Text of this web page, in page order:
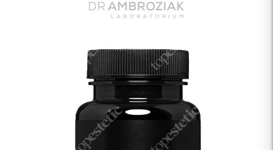
Do wielu zamówień dołączamy starannie dobrane próbki
kosmetyków, dopasowane do indywidualnych potrzeb
pielęgnacyjnych. To nasz sposób, by umożliwić Ci
odkrywanie nowych produktów i doświadczanie
pielęgnacji w najlepszym wydaniu — świadomie, z troską o
Ciebie i Twoją skórę.
przeczytaj więcej